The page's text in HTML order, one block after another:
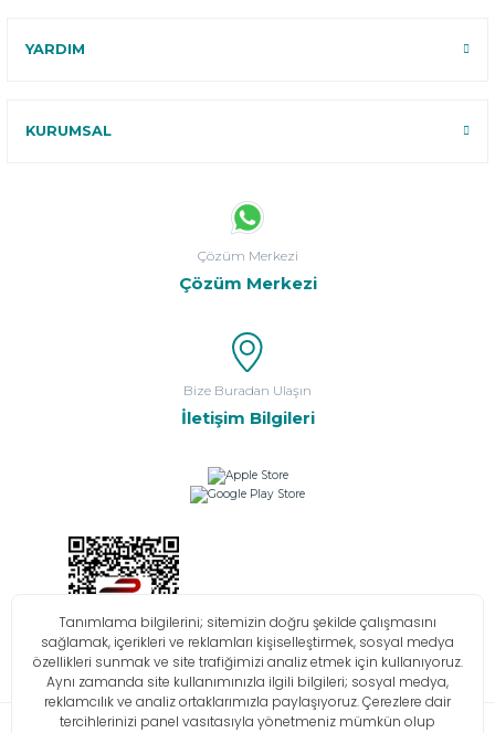
YARDIM
KURUMSAL
Çözüm Merkezi
Çözüm Merkezi
Bize Buradan Ulaşın
İletişim Bilgileri